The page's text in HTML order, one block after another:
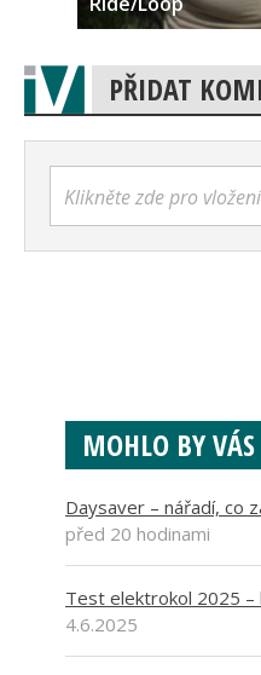
PŘIDAT
Klikněte zde pro
MOHLO BY
Daysaver – nářadí, co
před 20 hodinami
Test elektrokol 2025 –
4.6.2025